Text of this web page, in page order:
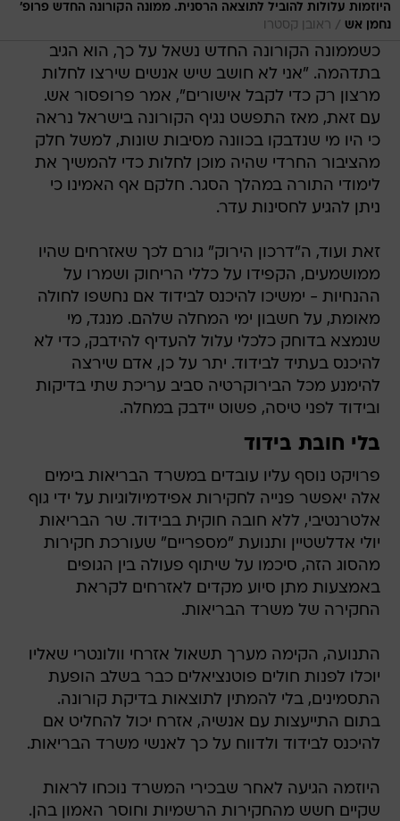
היוזמות עלולות להוביל לתוצאה הרסנית. ממונה הקורונה החדש פרופ'
נחמן אש / ראובן קסטרו
כשממונה הקורונה החדש נשאל על כך, הוא הגיב
בתדהמה. "אני לא חושב שיש אנשים שירצו לחלות
מרצון רק כדי לקבל אישורים", אמר פרופסור אש.
עם זאת, מאז התפשט נגיף הקורונה בישראל נראה
כי היו מי שנדבקו בכוונה מסיבות שונות, למשל חלק
מהציבור החרדי שהיה מוכן לחלות כדי להמשיך את
לימודי התורה במהלך הסגר. חלקם אף האמינו כי
ניתן להגיע לחסינות עדר.
זאת ועוד, ה"דרכון הירוק" גורם לכך שאזרחים שהיו
ממושמעים, הקפידו על כללי הריחוק ושמרו על
ההנחיות - ימשיכו להיכנס לבידוד אם נחשפו לחולה
מאומת, על חשבון ימי המחלה שלהם. מנגד, מי
שנמצא בדוחק כלכלי עלול להעדיף להידבק, כדי לא
להיכנס בעתיד לבידוד. יתר על כן, אדם שירצה
להימנע מכל הבירוקרטיה סביב עריכת שתי בדיקות
ובידוד לפני טיסה, פשוט יידבק במחלה.
בלי חובת בידוד
פרויקט נוסף עליו עובדים במשרד הבריאות בימים
אלה יאפשר פנייה לחקירות אפידמיולוגיות על ידי גוף
אלטרנטיבי, ללא חובה חוקית בבידוד. שר הבריאות
יולי אדלשטיין ותנועת "מספריים" שעורכת חקירות
מהסוג הזה, סיכמו על שיתוף פעולה בין הגופים
באמצעות מתן סיוע מקדים לאזרחים לקראת
החקירה של משרד הבריאות.
התנועה, הקימה מערך תשאול אזרחי וולונטרי שאליו
יוכלו לפנות חולים פוטנציאלים כבר בשלב הופעת
התסמינים, בלי להמתין לתוצאות בדיקת קורונה.
בתום התייעצות עם אנשיה, אזרח יכול להחליט אם
להיכנס לבידוד ולדווח על כך לאנשי משרד הבריאות.
היוזמה הגיעה לאחר שבכירי המשרד נוכחו לראות
שקיים חשש מהחקירות הרשמיות וחוסר האמון בהן.